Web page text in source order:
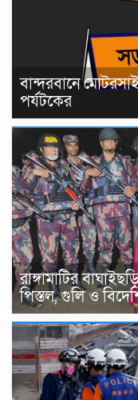
বান্দরবানে
পর্যটকের
রাঙ্গামাটির
পিস্তল, গুলি ও